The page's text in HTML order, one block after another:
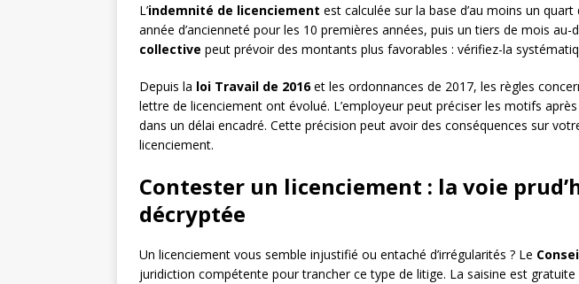
L’indemnité de licenciement est calculée sur la base d’au moins un
année d’ancienneté pour les 10 premières années, puis un tiers de mois au-
collective peut prévoir des montants plus favorables : vérifiez-la
Depuis la loi Travail de 2016et les ordonnances de 2017, les règles
lettre de licenciement ont évolué. L’employeur peut préciser les motifs
dans un délai encadré. Cette précision peut avoir des conséquences sur
licenciement.
Contester un licenciement : la voie
décryptée
Un licenciement vous semble injustifié ou entaché d’irrégularités ? Le
juridiction compétente pour trancher ce type de litige. La saisine est